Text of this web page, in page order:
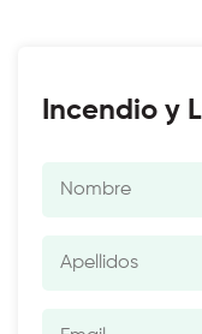
Incendio y